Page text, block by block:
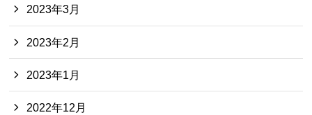
2023年3月
2023年2月
2023年1月
2022年12月